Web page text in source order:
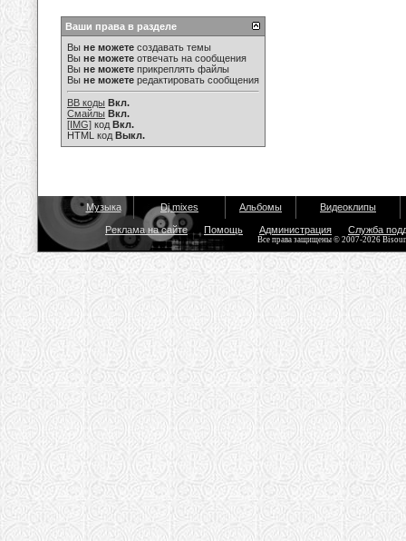
Ваши права в разделе
Вы не можете создавать темы
Вы не можете отвечать на сообщения
Вы не можете прикреплять файлы
Вы не можете редактировать сообщения
BB коды Вкл.
Смайлы Вкл.
[IMG] код Вкл.
HTML код Выкл.
Музыка Dj mixes Альбомы Видеоклипы
Реклама на сайте Помощь Администрация Служба
Все права защищены © 2007-2026